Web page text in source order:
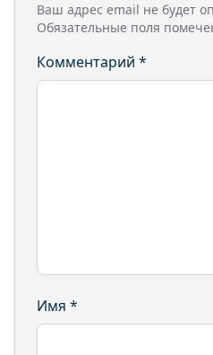
Ваш адрес email не будет
Обязательные поля
Комментарий *
Имя *